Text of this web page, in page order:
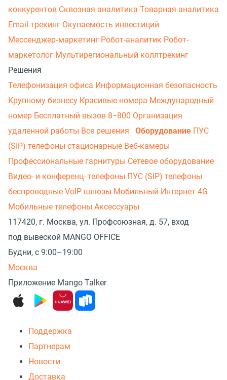
конкурентов Сквозная аналитика Товарная аналитика
Email-трекинг Окупаемость инвестиций
Мессенджер‑маркетинг Робот-аналитик Робот-
маркетолог Мультирегиональный коллтрекинг
Решения
Телефонизация офиса Информационная безопасность
Крупному бизнесу Красивые номера Международный
номер Бесплатный вызов 8−800 Организация
удаленной работы Все решения Оборудование ПУС
(SIP) телефоны стационарные Веб-камеры
Профессиональные гарнитуры Сетевое оборудование
Видео- и конференц- телефоны ПУС (SIP) телефоны
беспроводные VoIP шлюзы Мобильный Интернет 4G
Мобильные телефоны Аксессуары
117420, г. Москва, ул. Профсоюзная, д. 57, вход
под вывеской MANGO OFFICE
Будни, с 9:00–19:00
Москва
Приложение Mango Talker
Поддержка
Партнерам
Новости
Доставка